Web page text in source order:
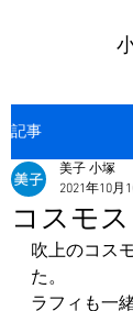
記事
コスモス
美子 小塚
2021年10月
吹上のコス
た。
ラフィも一